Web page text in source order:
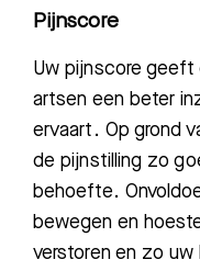
Pijnscore
Uw pijnscore geeft
artsen een beter
ervaart. Op grond
de pijnstilling zo
behoefte.
bewegen en
verstoren en zo uw